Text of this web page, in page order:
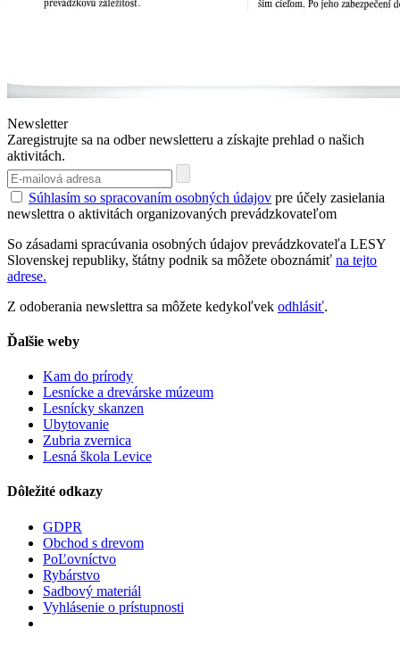
Newsletter
Zaregistrujte sa na odber newsletteru a získajte prehlad o našich
aktivitách.
Súhlasím so spracovaním osobných údajov pre účely zasielania
newslettra o aktivitách organizovaných prevádzkovateľom
So zásadami spracúvania osobných údajov prevádzkovateľa LESY
Slovenskej republiky, štátny podnik sa môžete oboznámiť na tejto
adrese.
Z odoberania newslettra sa môžete kedykoľvek odhlásiť.
Ďalšie weby
Kam do prírody
Lesnícke a drevárske múzeum
Lesnícky skanzen
Ubytovanie
Zubria zvernica
Lesná škola Levice
Dôležité odkazy
GDPR
Obchod s drevom
PoĽovníctvo
Rybárstvo
Sadbový materiál
Vyhlásenie o prístupnosti